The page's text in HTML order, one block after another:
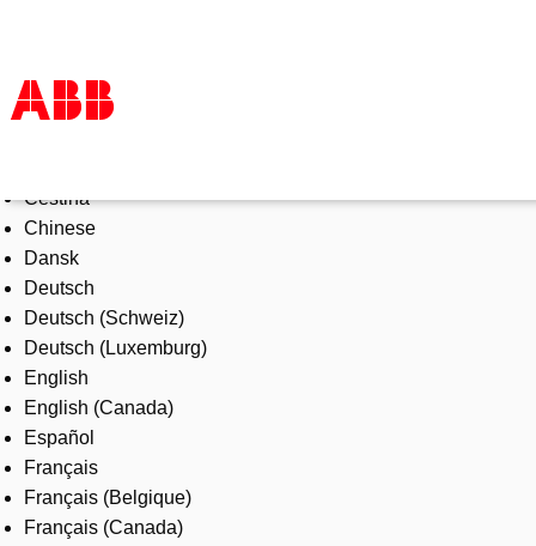
Products & Solutions
Industries
Services
About us
Where to buy
Contact us
Careers
Čeština
Chinese
Dansk
Deutsch
Deutsch (Schweiz)
Deutsch (Luxemburg)
English
English (Canada)
Español
Français
Français (Belgique)
Français (Canada)